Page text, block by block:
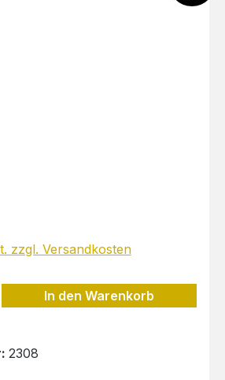
zzgl. Versandkosten
Gib den
In den Warenkorb
2308